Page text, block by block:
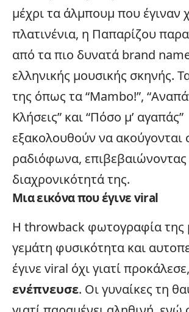
μέχρι τα άλμπουμ που έγιναν
πλατινένια, η Παπαρίζου
από τα πιο δυνατά brand
ελληνικής μουσικής σκηνής.
της όπως τα “Mambo!”,
Κλήσεις” και “Πόσο μ’ αγαπάς”
εξακολουθούν να ακούγονται
ραδιόφωνα, επιβεβαιώνοντας
διαχρονικότητά της.
Μια εικόνα που έγινε viral
Η throwback φωτογραφία της
γεμάτη φυσικότητα και
έγινε viral όχι γιατί
ενέπνευσε. Οι γυναίκες τη